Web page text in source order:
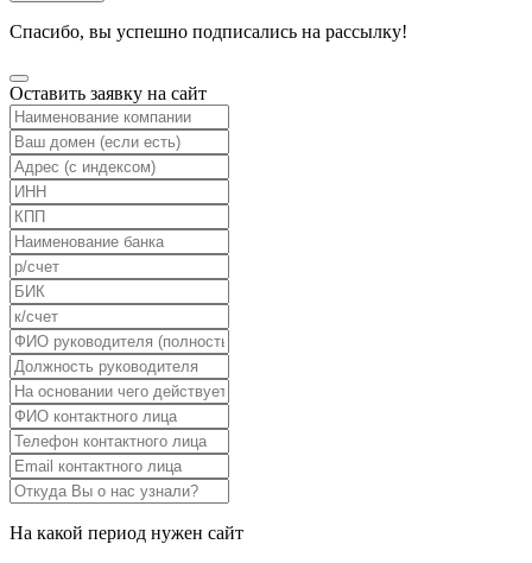
Спасибо, вы успешно подписались на рассылку!
Оставить заявку на сайт
На какой период нужен сайт